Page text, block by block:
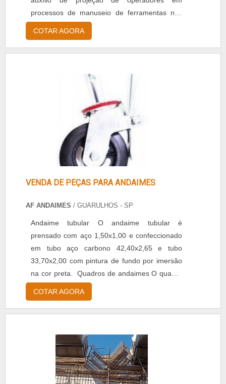
processos de manuseio de ferramentas nas
alturas. Com total segurança ao operário, os
encaixes são simples e firmes, dispensando o
tubular se difere pela ausência de soldas,
garantindo maior resistência, dura....
COTAR AGORA
VENDA DE PEÇAS PARA ANDAIMES
AF ANDAIMES / GUARULHOS - SP
Andaime tubular O andaime tubular é
prensado com aço 1,50x1,00 e confeccionado
em tubo aço carbono 42,40x2,65 e tubo
33,70x2,00 com pintura de fundo por imersão
na cor preta. Quadros de andaimes O quadro
utilizado na composição de torres é de fácil
montagem e utilização, sendo que sua
escada tubular, sapatas ajustáveis e rodízios
giratório ou fixo. A principal vantagem do....
COTAR AGORA